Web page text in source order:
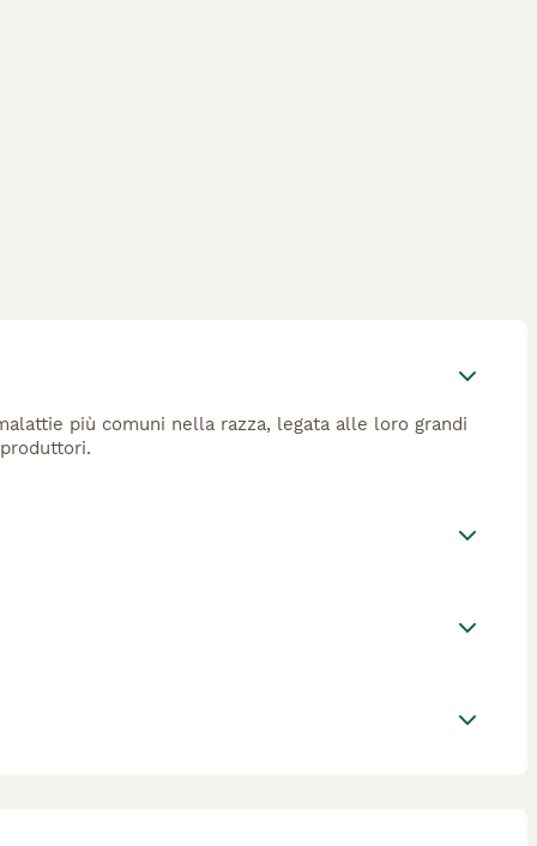
più comuni nella razza, legata alle loro grandi